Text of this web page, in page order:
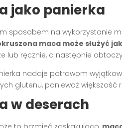
jako panierka
sposobem na wykorzystanie
maca może służyć
lub ręcznie, a następnie
nadaje potrawom
glutenu, ponieważ
w deserach